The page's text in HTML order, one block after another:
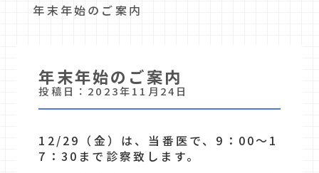
年末年始のご案内
年末年始のご案内
投稿日：2023年11月24日
12/29 （金）は、当番医で、 9 ： 00～1
7 ： 30 まで診察致します。